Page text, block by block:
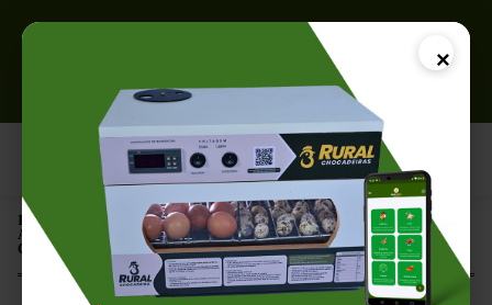
×
Página Inicial |
Aminoácidos Essenciais para Aves: Nutrientes Fundamentais para
Crescimento e Produção